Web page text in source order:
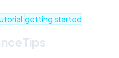
getting started